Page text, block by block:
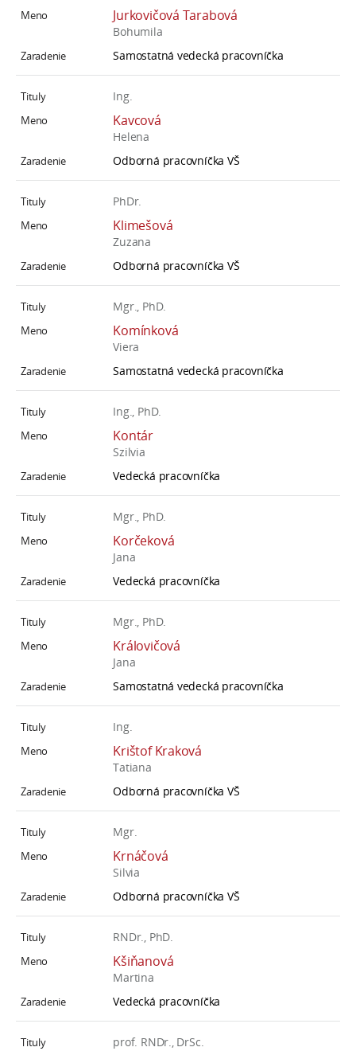
Jurkovičová Tarabová
Bohumila
Samostatná vedecká pracovníčka
Ing.
Kavcová
Helena
Odborná pracovníčka VŠ
PhDr.
Klimešová
Zuzana
Odborná pracovníčka VŠ
Mgr., PhD.
Komínková
Viera
Samostatná vedecká pracovníčka
Ing., PhD.
Kontár
Szilvia
Vedecká pracovníčka
Mgr., PhD.
Korčeková
Jana
Vedecká pracovníčka
Mgr., PhD.
Královičová
Jana
Samostatná vedecká pracovníčka
Ing.
Krištof Kraková
Tatiana
Odborná pracovníčka VŠ
Mgr.
Krnáčová
Silvia
Odborná pracovníčka VŠ
RNDr., PhD.
Kšiňanová
Martina
Vedecká pracovníčka
prof. RNDr., DrSc.